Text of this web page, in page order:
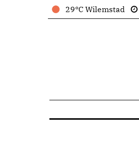
29°C Wilemstad